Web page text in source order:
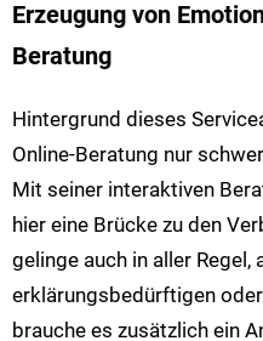
Erzeugung von
Beratung
Hintergrund dieses
Online-Beratung nur
Mit seiner interaktiven
hier eine Brücke zu den
gelinge auch in aller Regel,
erklärungsbedürftigen
brauche es zusätzlich ein